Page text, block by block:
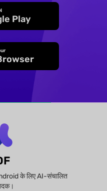
Play
के लिए AI-संचालित